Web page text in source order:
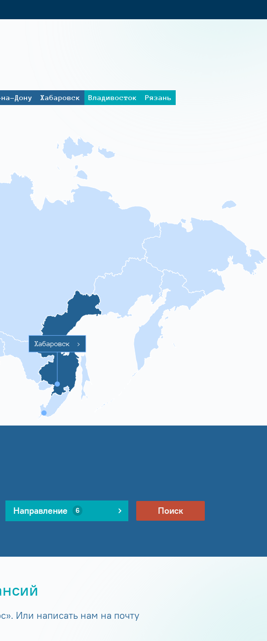
Дону Хабаровск Владивосток
Рязань
Хабаровск >
Направление 6 Поиск
Или написать нам на почту